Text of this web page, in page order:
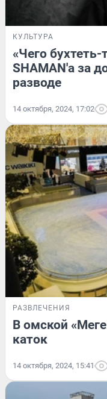
КУЛЬТУРА
«Чего
SHAMAN'а за
разводе
14 октября, 2024, 17:02
РАЗВЛЕЧЕНИЯ
В омской
каток
14 октября, 2024, 15:41